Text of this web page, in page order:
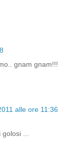
gnam gnam!!!
alle ore 11:36
...